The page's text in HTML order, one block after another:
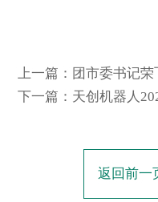
上一篇：团市委书记
下一篇：天创机器人
返回前一